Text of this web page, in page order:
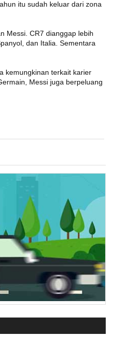
itu sudah keluar dari zona
Messi. CR7 dianggap lebih
dan Italia. Sementara
kemungkinan terkait karier
Messi juga berpeluang